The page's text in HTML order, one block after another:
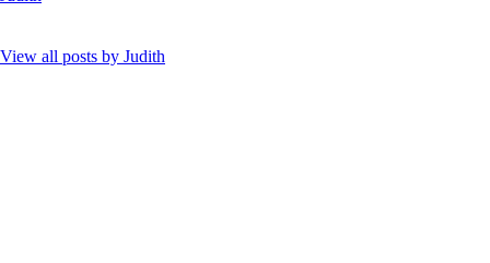
View all posts by Judith